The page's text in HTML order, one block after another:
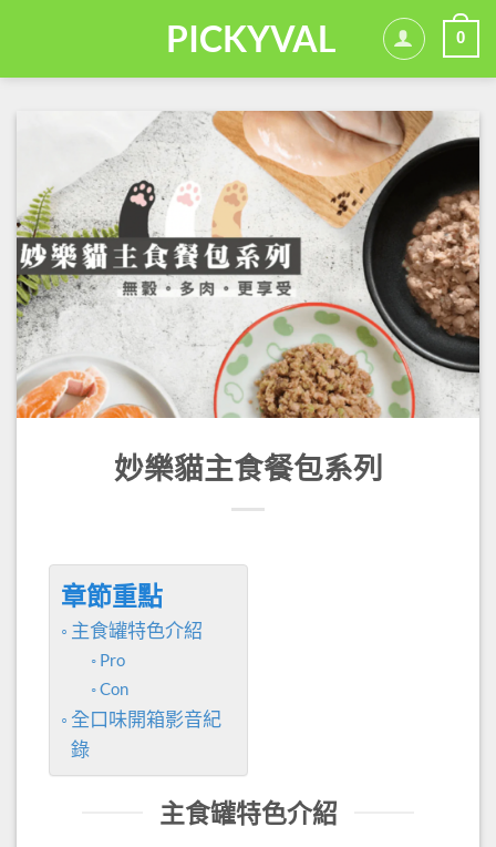
content
PICKYVAL 0
妙樂貓主食餐包系列
章節重點
主食罐特色介紹
Pro
Con
全口味開箱影音紀
錄
主食罐特色介紹